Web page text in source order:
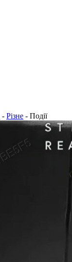
- Різне - Події